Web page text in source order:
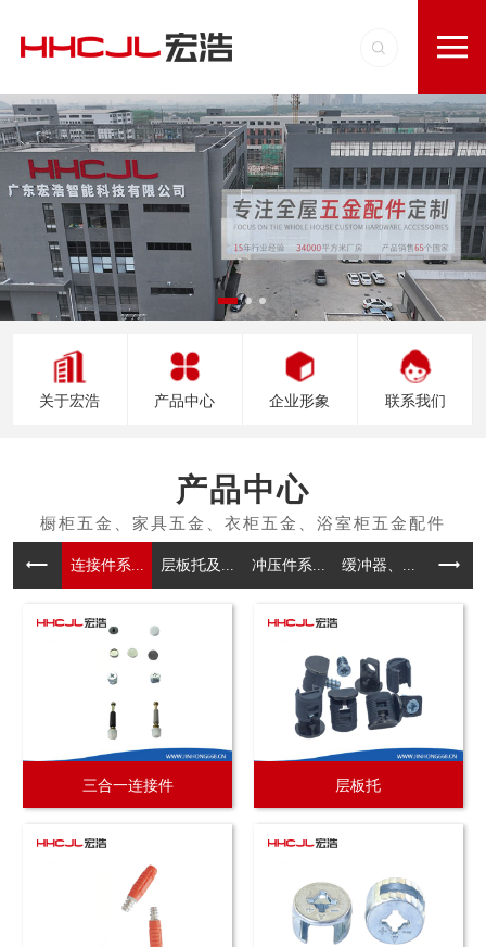
关于宏浩 产品中心 企业形象 联系我们
产品中心
连接件系... 层板托及... 冲压件系... 缓冲器、... 拉手
三合一连接件 层板托